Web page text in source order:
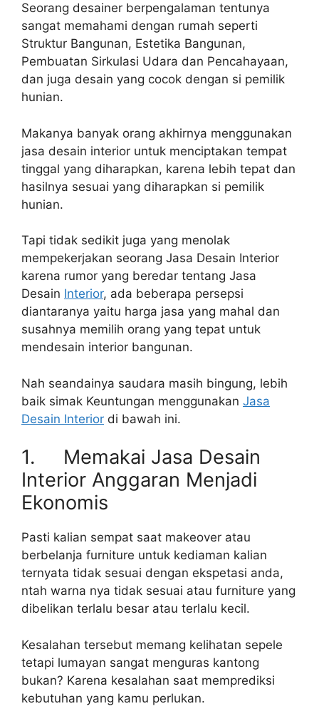
Seorang desainer berpengalaman tentunya
sangat memahami dengan rumah seperti
Struktur Bangunan, Estetika Bangunan,
Pembuatan Sirkulasi Udara dan Pencahayaan,
dan juga desain yang cocok dengan si pemilik
hunian.
Makanya banyak orang akhirnya menggunakan
jasa desain interior untuk menciptakan tempat
tinggal yang diharapkan, karena lebih tepat dan
hasilnya sesuai yang diharapkan si pemilik
hunian.
Tapi tidak sedikit juga yang menolak
mempekerjakan seorang Jasa Desain Interior
karena rumor yang beredar tentang Jasa
Desain Interior, ada beberapa persepsi
diantaranya yaitu harga jasa yang mahal dan
susahnya memilih orang yang tepat untuk
mendesain interior bangunan.
Nah seandainya saudara masih bingung, lebih
baik simak Keuntungan menggunakan Jasa
Desain Interior di bawah ini.
1. Memakai Jasa Desain
Interior Anggaran Menjadi
Ekonomis
Pasti kalian sempat saat makeover atau
berbelanja furniture untuk kediaman kalian
ternyata tidak sesuai dengan ekspetasi anda,
ntah warna nya tidak sesuai atau furniture yang
dibelikan terlalu besar atau terlalu kecil.
Kesalahan tersebut memang kelihatan sepele
tetapi lumayan sangat menguras kantong
bukan? Karena kesalahan saat memprediksi
kebutuhan yang kamu perlukan.